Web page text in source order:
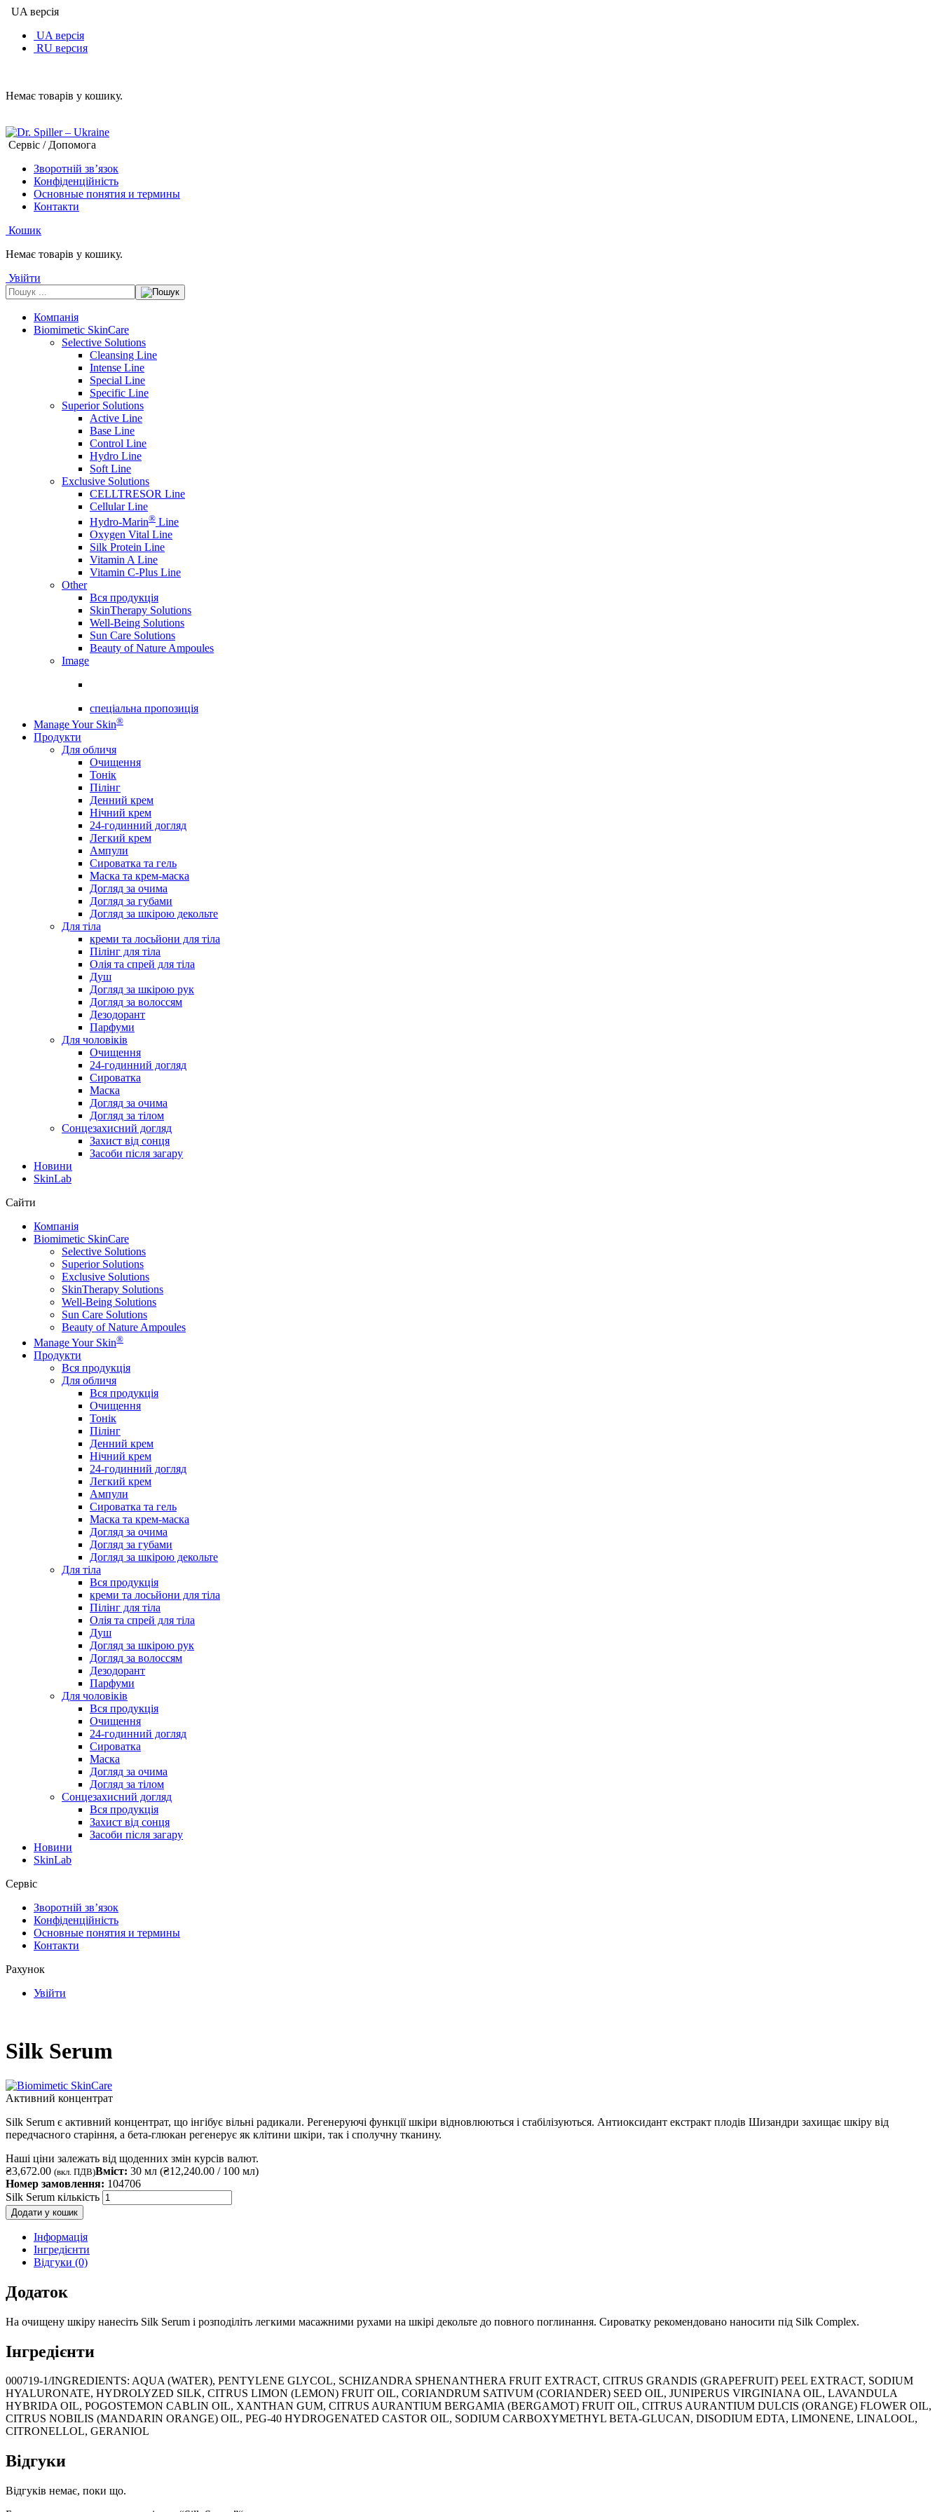
UA версія
UA версія
RU версия
Немає товарів у кошику.
Сервіс / Допомога
Зворотній зв’язок
Конфіденційність
Основные понятия и термины
Контакти
Кошик
Немає товарів у кошику.
Увійти
Компанія
Biomimetic SkinCare
Selective Solutions
Cleansing Line
Intense Line
Special Line
Specific Line
Superior Solutions
Active Line
Base Line
Control Line
Hydro Line
Soft Line
Exclusive Solutions
CELLTRESOR Line
Cellular Line
Hydro-Marin® Line
Oxygen Vital Line
Silk Protein Line
Vitamin A Line
Vitamin C-Plus Line
Other
Вся продукція
SkinTherapy Solutions
Well-Being Solutions
Sun Care Solutions
Beauty of Nature Ampoules
Image
спеціальна пропозиція
Manage Your Skin®
Продукти
Для обличя
Очищення
Тонік
Пілінг
Денний крем
Нічний крем
24-годинний догляд
Легкий крем
Ампули
Сироватка та гель
Маска та крем-маска
Догляд за очима
Догляд за губами
Догляд за шкірою декольте
Для тіла
креми та лосьйони для тіла
Пілінг для тіла
Олія та спрей для тіла
Душ
Догляд за шкірою рук
Догляд за волоссям
Дезодорант
Парфуми
Для чоловіків
Очищення
24-годинний догляд
Сироватка
Маска
Догляд за очима
Догляд за тілом
Сонцезахисний догляд
Захист від сонця
Засоби після загару
Новини
SkinLab
Сайти
Компанія
Biomimetic SkinCare
Selective Solutions
Superior Solutions
Exclusive Solutions
SkinTherapy Solutions
Well-Being Solutions
Sun Care Solutions
Beauty of Nature Ampoules
Manage Your Skin®
Продукти
Вся продукція
Для обличя
Вся продукція
Очищення
Тонік
Пілінг
Денний крем
Нічний крем
24-годинний догляд
Легкий крем
Ампули
Сироватка та гель
Маска та крем-маска
Догляд за очима
Догляд за губами
Догляд за шкірою декольте
Для тіла
Вся продукція
креми та лосьйони для тіла
Пілінг для тіла
Олія та спрей для тіла
Душ
Догляд за шкірою рук
Догляд за волоссям
Дезодорант
Парфуми
Для чоловіків
Вся продукція
Очищення
24-годинний догляд
Сироватка
Маска
Догляд за очима
Догляд за тілом
Сонцезахисний догляд
Вся продукція
Захист від сонця
Засоби після загару
Новини
SkinLab
Сервіс
Зворотній зв’язок
Конфіденційність
Основные понятия и термины
Контакти
Рахунок
Увійти
Silk Serum
Активний концентрат
Silk Serum є активний концентрат, що інгібує вільні радикали. Регенеруючі функції шкіри відновлюються і стабілізуються. Антиоксидант екстракт плодів Шизандри захищає шкіру від
передчасного старіння, а бета-глюкан регенерує як клітини шкіри, так і сполучну тканину.
Наші ціни залежать від щоденних змін курсів валют.
₴3,672.00 (вкл. ПДВ)Вміст: 30 мл (₴12,240.00 / 100 мл)
Номер замовлення: 104706
Silk Serum кількість
Додати у кошик
Інформація
Інгредієнти
Відгуки (0)
Додаток
На очищену шкіру нанесіть Silk Serum і розподіліть легкими масажними рухами на шкірі декольте до повного поглинання. Сироватку рекомендовано наносити під Silk Complex.
Інгредієнти
000719-1/INGREDIENTS: AQUA (WATER), PENTYLENE GLYCOL, SCHIZANDRA SPHENANTHERA FRUIT EXTRACT, CITRUS GRANDIS (GRAPEFRUIT) PEEL EXTRACT, SODIUM
HYALURONATE, HYDROLYZED SILK, CITRUS LIMON (LEMON) FRUIT OIL, CORIANDRUM SATIVUM (CORIANDER) SEED OIL, JUNIPERUS VIRGINIANA OIL, LAVANDULA
HYBRIDA OIL, POGOSTEMON CABLIN OIL, XANTHAN GUM, CITRUS AURANTIUM BERGAMIA (BERGAMOT) FRUIT OIL, CITRUS AURANTIUM DULCIS (ORANGE) FLOWER OIL,
CITRUS NOBILIS (MANDARIN ORANGE) OIL, PEG-40 HYDROGENATED CASTOR OIL, SODIUM CARBOXYMETHYL BETA-GLUCAN, DISODIUM EDTA, LIMONENE, LINALOOL,
CITRONELLOL, GERANIOL
Відгуки
Відгуків немає, поки що.